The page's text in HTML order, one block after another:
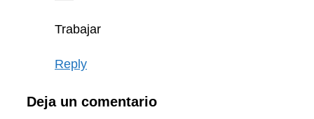
Trabajar
Reply
Deja un comentario